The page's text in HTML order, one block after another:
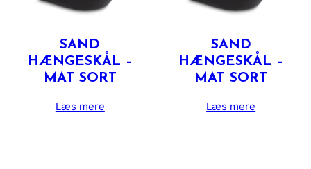
SAND
HÆNGESKÅL –
MAT SORT
Læs mere
SAND
HÆNGESKÅL –
MAT SORT
Læs mere